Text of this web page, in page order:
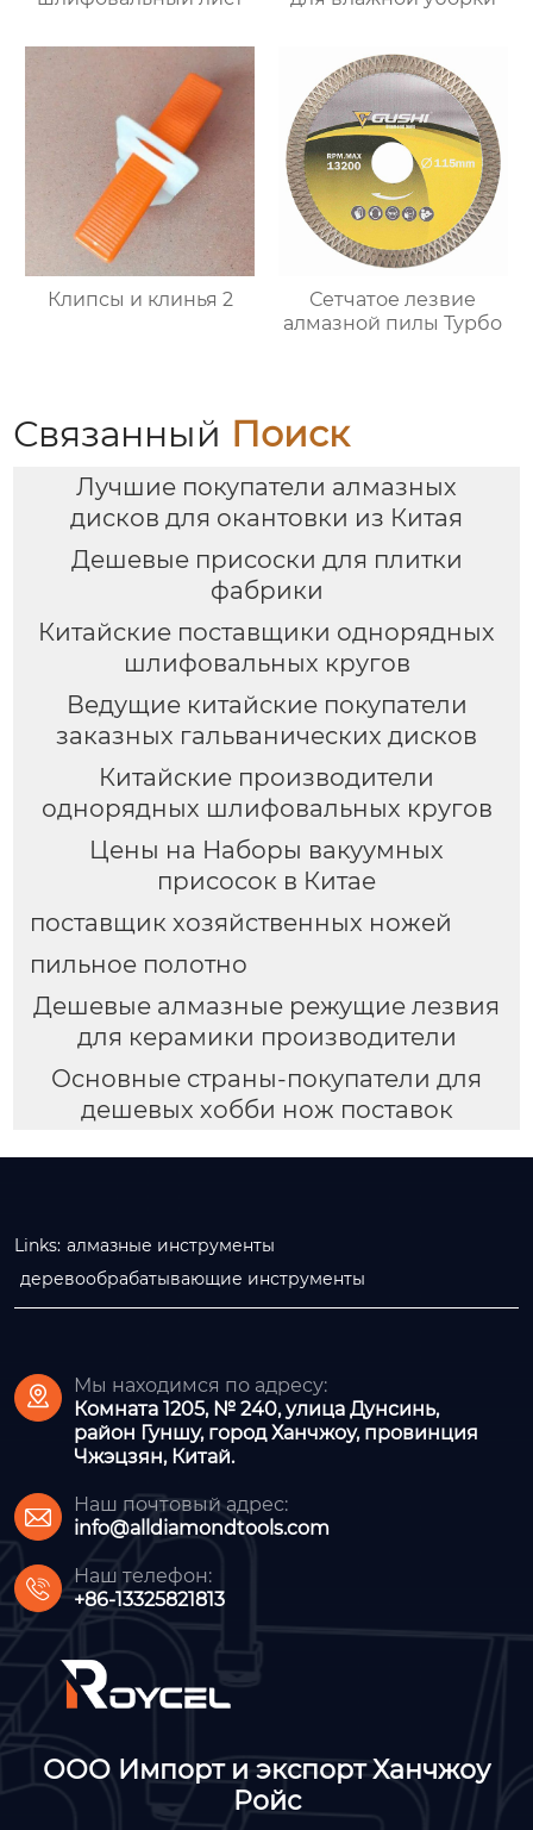
Клипсы и клинья 2
Сетчатое лезвие
алмазной пилы Турбо
Связанный Поиск
Лучшие покупатели алмазных
дисков для окантовки из Китая
Дешевые присоски для плитки
фабрики
Китайские поставщики однорядных
шлифовальных кругов
Ведущие китайские покупатели
заказных гальванических дисков
Китайские производители
однорядных шлифовальных кругов
Цены на Наборы вакуумных
присосок в Китае
поставщик хозяйственных ножей
пильное полотно
Дешевые алмазные режущие лезвия
для керамики производители
Основные страны-покупатели для
дешевых хобби нож поставок
Links: алмазные инструменты
деревообрабатывающие инструменты

Мы находимся по адресу:
Комната 1205, № 240, улица Дунсинь,
район Гуншу, город Ханчжоу, провинция
Чжэцзян, Китай.

Наш почтовый адрес:
info@alldiamondtools.com

Наш телефон:
+86-13325821813
ООО Импорт и экспорт Ханчжоу
Ройс